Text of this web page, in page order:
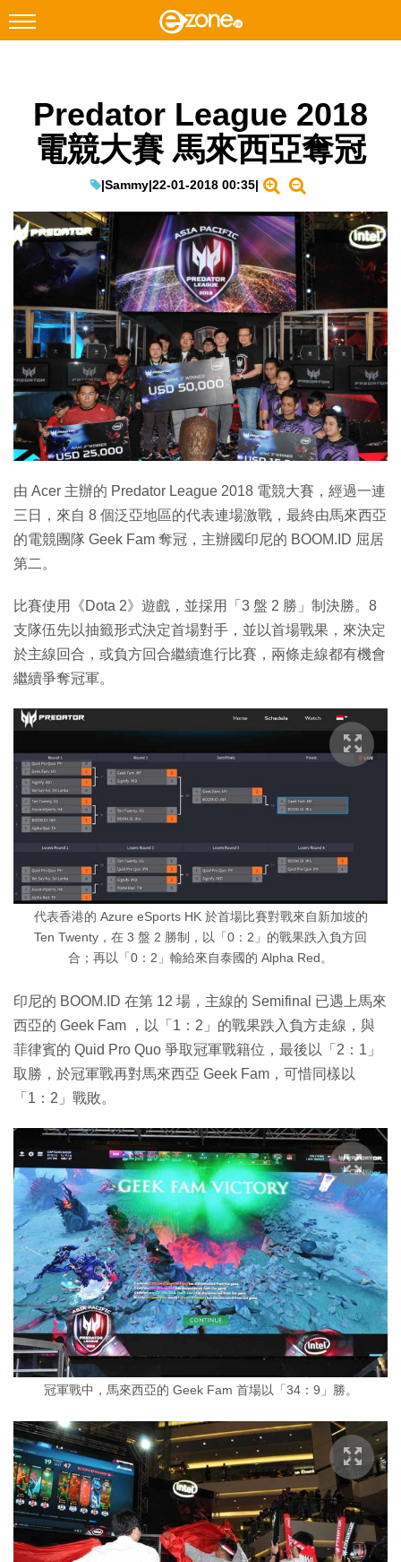
Facebook Instagram
科技焦點
遊戲動漫
教學評測
EduTech
IT Times
生成式AI與雲端應用
Enterprise Digital Transformation
特集
Predator League 2018
電競大賽 馬來西亞奪冠
|Sammy|22-01-2018 00:35|
由 Acer 主辦的 Predator League 2018 電競大賽，經過一連
三日，來自 8 個泛亞地區的代表連場激戰，最終由馬來西亞
的電競團隊 Geek Fam 奪冠，主辦國印尼的 BOOM.ID 屈居
第二。
比賽使用《Dota 2》遊戲，並採用「3 盤 2 勝」制決勝。8
支隊伍先以抽籤形式決定首場對手，並以首場戰果，來決定
於主線回合，或負方回合繼續進行比賽，兩條走線都有機會
繼續爭奪冠軍。
代表香港的 Azure eSports HK 於首場比賽對戰來自新加坡的
Ten Twenty，在 3 盤 2 勝制，以「0：2」的戰果跌入負方回
合；再以「0：2」輸給來自泰國的 Alpha Red。
印尼的 BOOM.ID 在第 12 場，主線的 Semifinal 已遇上馬來
西亞的 Geek Fam ，以「1：2」的戰果跌入負方走線，與
菲律賓的 Quid Pro Quo 爭取冠軍戰籍位，最後以「2：1」
取勝，於冠軍戰再對馬來西亞 Geek Fam，可惜同樣以
「1：2」戰敗。
冠軍戰中，馬來西亞的 Geek Fam 首場以「34：9」勝。